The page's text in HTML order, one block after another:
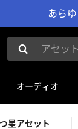
あら
アセットの検
オーディオ
星アセット